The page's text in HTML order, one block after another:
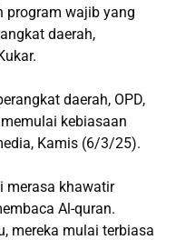
program wajib yang
daerah,
daerah, OPD,
kebiasaan
Kamis (6/3/25).
merasa khawatir
Al-quran.
mereka mulai terbiasa